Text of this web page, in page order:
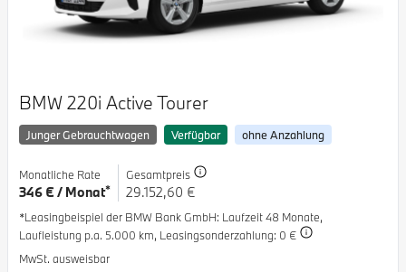
BMW 220i Active Tourer
Junger Gebrauchtwagen Verfügbar ohne Anzahlung
Monatliche Rate
346 € / Monat*
Gesamtpreis
29.152,60 €
*Leasingbeispiel der BMW Bank GmbH: Laufzeit 48 Monate,
Laufleistung p.a. 5.000 km, Leasingsonderzahlung: 0 €
MwSt. ausweisbar